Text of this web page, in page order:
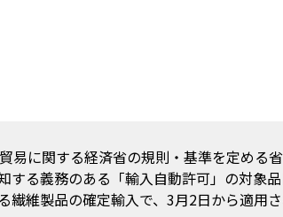
易に関する経済省の規則・基準を定める
する義務のある「輸入自動許可」の対象
繊維製品の確定輸入で、3月2日から適用さ